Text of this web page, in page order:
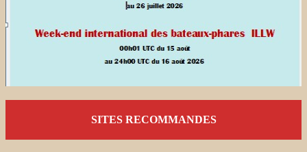
SITES RECOMMANDES